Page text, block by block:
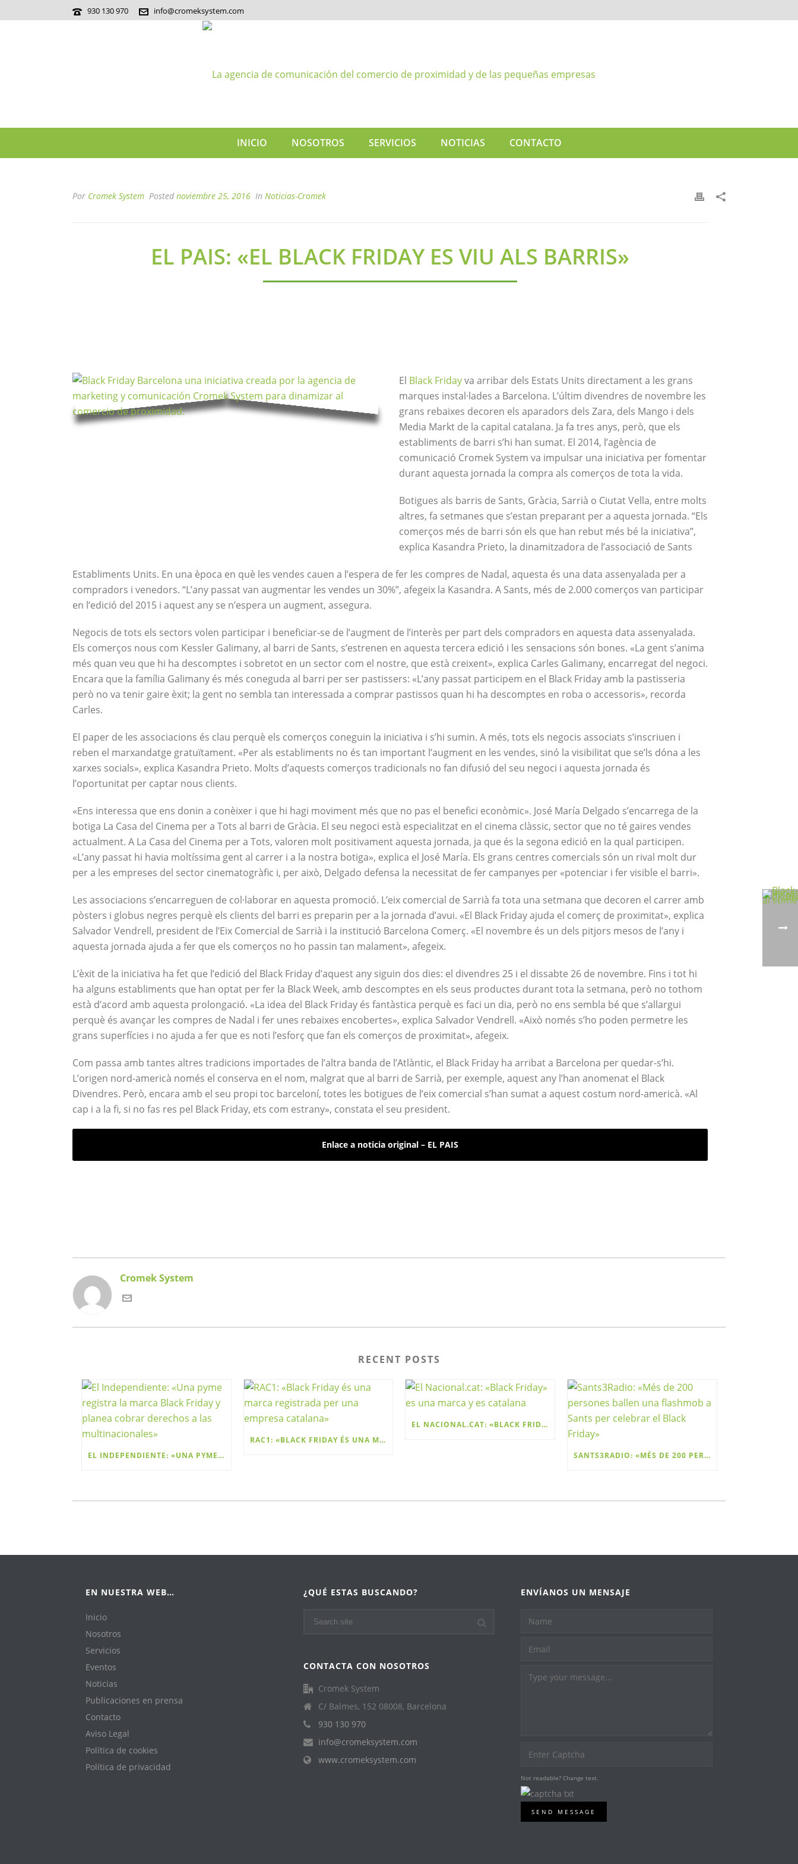
930 130 970 info@cromeksystem.com
INICIO NOSOTROS SERVICIOS NOTICIAS CONTACTO
Por Cromek System Posted noviembre 25, 2016 In Noticias-Cromek
EL PAIS: «EL BLACK FRIDAY ES VIU ALS BARRIS»
El Black Fridayva arribar dels Estats Units directament a les grans
marques instal·lades a Barcelona. L’últim divendres de novembre les
grans rebaixes decoren els aparadors dels Zara, dels Mango i dels
Media Markt de la capital catalana. Ja fa tres anys, però, que els
establiments de barri s’hi han sumat. El 2014, l’agència de
comunicació Cromek System va impulsar una iniciativa per fomentar
durant aquesta jornada la compra als comerços de tota la vida.
Botigues als barris de Sants, Gràcia, Sarrià o Ciutat Vella, entre molts
altres, fa setmanes que s’estan preparant per a aquesta jornada. “Els
comerços més de barri són els que han rebut més bé la iniciativa”,
explica Kasandra Prieto, la dinamitzadora de l’associació de Sants
Establiments Units. En una època en què les vendes cauen a l’espera de fer les compres de Nadal, aquesta és una data assenyalada per a
compradors i venedors. “L’any passat van augmentar les vendes un 30%”, afegeix la Kasandra. A Sants, més de 2.000 comerços van participar
en l’edició del 2015 i aquest any se n’espera un augment, assegura.
Negocis de tots els sectors volen participar i beneficiar-se de l’augment de l’interès per part dels compradors en aquesta data assenyalada.
Els comerços nous com Kessler Galimany, al barri de Sants, s’estrenen en aquesta tercera edició i les sensacions són bones. «La gent s’anima
més quan veu que hi ha descomptes i sobretot en un sector com el nostre, que està creixent», explica Carles Galimany, encarregat del negoci.
Encara que la família Galimany és més coneguda al barri per ser pastissers: «L’any passat participem en el Black Friday amb la pastisseria
però no va tenir gaire èxit; la gent no sembla tan interessada a comprar pastissos quan hi ha descomptes en roba o accessoris», recorda
Carles.
El paper de les associacions és clau perquè els comerços coneguin la iniciativa i s’hi sumin. A més, tots els negocis associats s’inscriuen i
reben el marxandatge gratuïtament. «Per als establiments no és tan important l’augment en les vendes, sinó la visibilitat que se’ls dóna a les
xarxes socials», explica Kasandra Prieto. Molts d’aquests comerços tradicionals no fan difusió del seu negoci i aquesta jornada és
l’oportunitat per captar nous clients.
«Ens interessa que ens donin a conèixer i que hi hagi moviment més que no pas el benefici econòmic». José María Delgado s’encarrega de la
botiga La Casa del Cinema per a Tots al barri de Gràcia. El seu negoci està especialitzat en el cinema clàssic, sector que no té gaires vendes
actualment. A La Casa del Cinema per a Tots, valoren molt positivament aquesta jornada, ja que és la segona edició en la qual participen.
«L’any passat hi havia moltíssima gent al carrer i a la nostra botiga», explica el José María. Els grans centres comercials són un rival molt dur
per a les empreses del sector cinematogràfic i, per això, Delgado defensa la necessitat de fer campanyes per «potenciar i fer visible el barri».
Les associacions s’encarreguen de col·laborar en aquesta promoció. L’eix comercial de Sarrià fa tota una setmana que decoren el carrer amb
pòsters i globus negres perquè els clients del barri es preparin per a la jornada d’avui. «El Black Friday ajuda el comerç de proximitat», explica
Salvador Vendrell, president de l’Eix Comercial de Sarrià i la institució Barcelona Comerç. «El novembre és un dels pitjors mesos de l’any i
aquesta jornada ajuda a fer que els comerços no ho passin tan malament», afegeix.
L’èxit de la iniciativa ha fet que l’edició del Black Friday d’aquest any siguin dos dies: el divendres 25 i el dissabte 26 de novembre. Fins i tot hi
ha alguns establiments que han optat per fer la Black Week, amb descomptes en els seus productes durant tota la setmana, però no tothom
està d’acord amb aquesta prolongació. «La idea del Black Friday és fantàstica perquè es faci un dia, però no ens sembla bé que s’allargui
perquè és avançar les compres de Nadal i fer unes rebaixes encobertes», explica Salvador Vendrell. «Això només s’ho poden permetre les
grans superfícies i no ajuda a fer que es noti l’esforç que fan els comerços de proximitat», afegeix.
Com passa amb tantes altres tradicions importades de l’altra banda de l’Atlàntic, el Black Friday ha arribat a Barcelona per quedar-s’hi.
L’origen nord-americà només el conserva en el nom, malgrat que al barri de Sarrià, per exemple, aquest any l’han anomenat el Black
Divendres. Però, encara amb el seu propi toc barceloní, totes les botigues de l’eix comercial s’han sumat a aquest costum nord-americà. «Al
cap i a la fi, si no fas res pel Black Friday, ets com estrany», constata el seu president.
Enlace a noticia original – EL PAIS
Cromek System
RECENT POSTS
EL INDEPENDIENTE: «UNA PYME REGISTRA LA MARCA BLACK FRIDAY Y PLANEA COBRAR DERECHOS A LAS MULTINACIONALES»
RAC1: «BLACK FRIDAY ÉS UNA MARCA REGISTRADA PER UNA EMPRESA CATALANA»
EL NACIONAL.CAT: «BLACK FRIDAY» ES UNA MARCA Y ES CATALANA
SANTS3RADIO: «MÉS DE 200 PERSONES BALLEN UNA FLASHMOB A SANTS PER CELEBRAR EL BLACK FRIDAY»
EN NUESTRA WEB…
Inicio
Nosotros
Servicios
Eventos
Noticias
Publicaciones en prensa
Contacto
Aviso Legal
Política de cookies
Política de privacidad
¿QUÉ ESTAS BUSCANDO?
CONTACTA CON NOSOTROS
Cromek System
C/ Balmes, 152 08008, Barcelona
930 130 970
info@cromeksystem.com
www.cromeksystem.com
ENVÍANOS UN MENSAJE
Not readable? Change text.
SEND MESSAGE